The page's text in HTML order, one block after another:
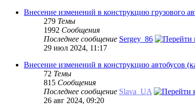
Внесение изменений в конструкцию грузового
279 Темы
1992 Сообщения
Последнее сообщение Sergey_86
29 июл 2024, 11:17
Внесение изменений в конструкцию автобусов
72 Темы
815 Сообщения
Последнее сообщение Slava_UA
26 авг 2024, 09:20